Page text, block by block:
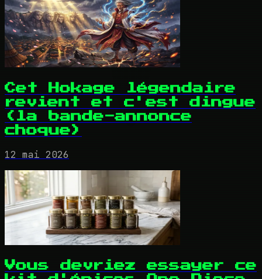
Cet Hokage légendaire
revient et c'est dingue
(la bande-annonce
choque)
12 mai 2026
Vous devriez essayer ce